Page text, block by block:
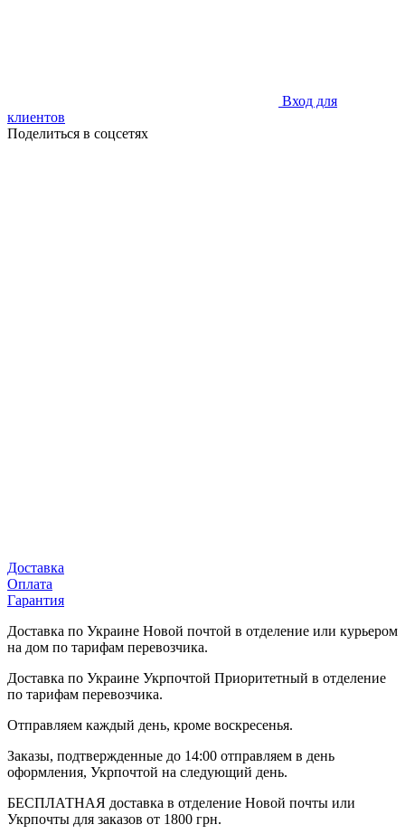
Вход для
клиентов
Поделиться в соцсетях
Доставка
Оплата
Гарантия
Доставка по Украине Новой почтой в отделение или курьером
на дом по тарифам перевозчика.
Доставка по Украине Укрпочтой Приоритетный в отделение
по тарифам перевозчика.
Отправляем каждый день, кроме воскресенья.
Заказы, подтвержденные до 14:00 отправляем в день
оформления, Укрпочтой на следующий день.
БЕСПЛАТНАЯ доставка в отделение Новой почты или
Укрпочты для заказов от 1800 грн.